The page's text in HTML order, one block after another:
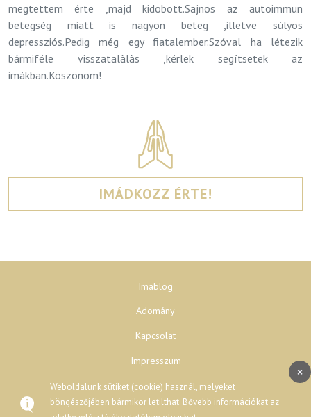
megtettem érte ,majd kidobott.Sajnos az autoimmun
betegség miatt is nagyon beteg ,illetve súlyos
depressziós.Pedig még egy fiatalember.Szóval ha létezik
bármiféle visszatalàlàs ,kérlek segítsetek az
imàkban.Köszönöm!
IMÁDKOZZ ÉRTE!
Adatvédelem
Impresszum
Kapcsolat
Adomány
Imablog
×
Weboldalunk sütiket (cookie) használ, melyeket
böngészőjében bármikor letilthat. Bővebb információkat az